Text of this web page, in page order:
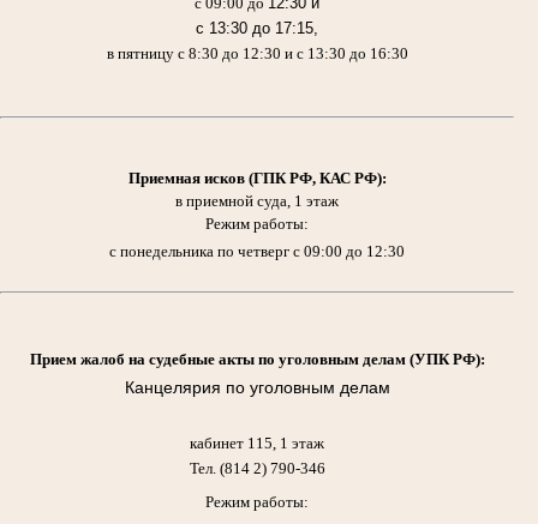
с 13:30 до 17:15,
в пятницу с 8:30 до 12:30 и с 13:30 до 16:30
Приемная исков (ГПК РФ, КАС РФ):
в приемной суда, 1 этаж
Режим работы:
с понедельника по четверг с 09:00 до 12:30
Прием жалоб на судебные акты по уголовным делам (УПК РФ):
Канцелярия по уголовным делам
кабинет 115, 1 этаж
Тел. (814 2) 790-346
Режим работы: